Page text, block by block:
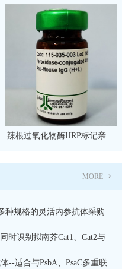
次）
辣根过氧化物酶HRP标记亲和
抗 现货
MORE
种规格的灵活内参抗体采购
时识别拟南芥Cat1、Cat2与
--适合与PsbA、PsaC多重联